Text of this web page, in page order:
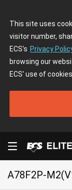
This site uses
visitor number,
ECS's Privacy
browsing our
ECS' use of
A78F2P-